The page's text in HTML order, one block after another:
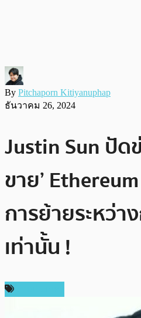
By Pitchaporn Kitiyanuphap
ธันวาคม 26, 2024
Justin Sun ปัด
ขาย’
การย้ายระหว่าง
เท่านั้น !